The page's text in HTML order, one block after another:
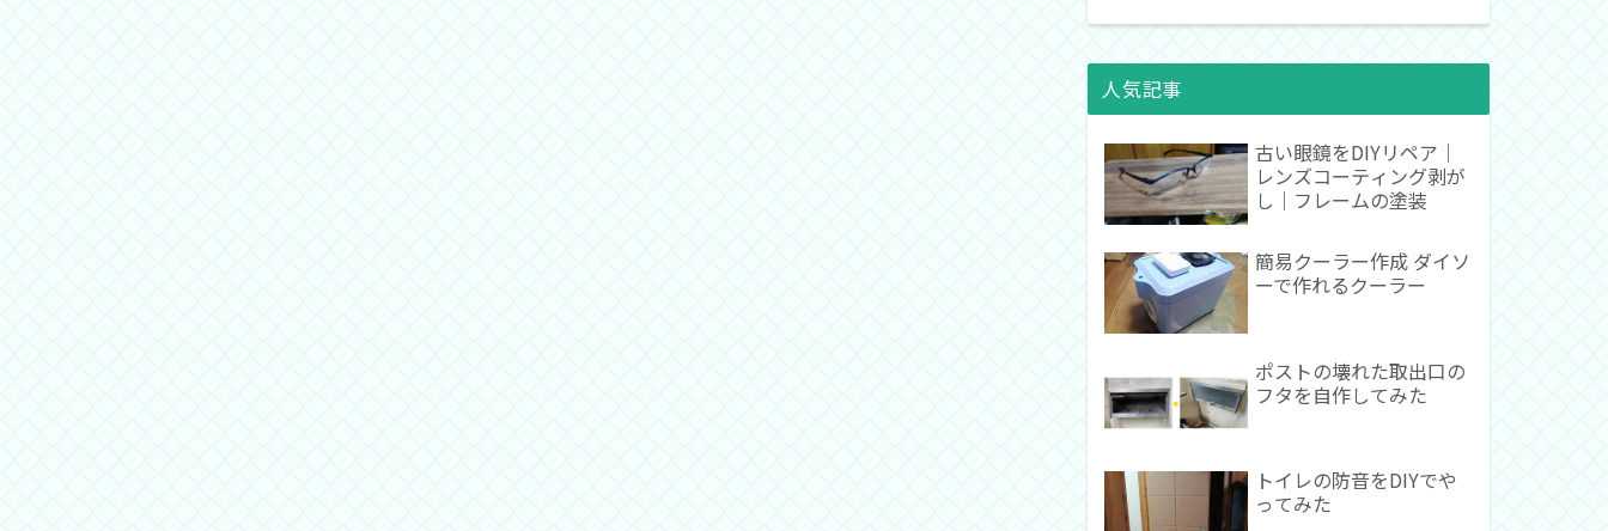
人気記事
古い眼鏡をDIYリペア｜
レンズコーティング剥が
し｜フレームの塗装
簡易クーラー作成 ダイソ
ーで作れるクーラー
ポストの壊れた取出口の
フタを自作してみた
トイレの防音をDIYでや
ってみた